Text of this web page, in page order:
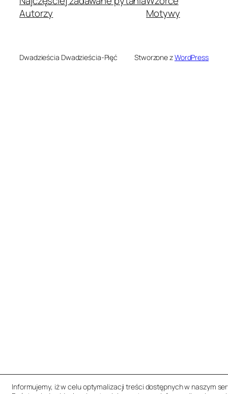
Autorzy
Motywy
Dwadzieścia Dwadzieścia-Pięć Stworzone zWordPress
Informujemy, iż w celu optymalizacji treści dostępnych w naszym